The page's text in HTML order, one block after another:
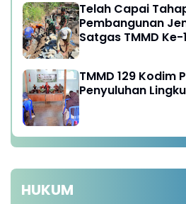
Telah Capai
Pembangunan
Satgas TMMD
TMMD 129 Kodim
Penyuluhan
HUKUM